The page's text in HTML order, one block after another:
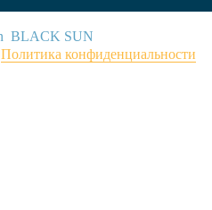
BLACK SUN
Политика конфиденциальности